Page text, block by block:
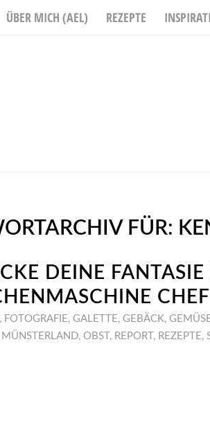
ÜBER MICH (AEL) REZEPTE
FÜR:
DEINE
FOTOGRAFIE, GALETTE, GEBÄCK,
MÜNSTERLAND, OBST , REPORT , REZEPTE,